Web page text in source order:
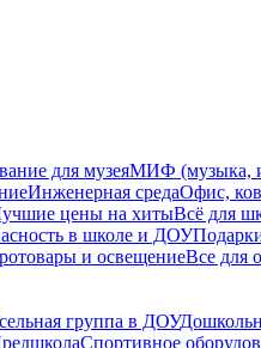
для музеяМИФ (музыка,
Инженерная средаОфис,
цены на хитыВсё для
в школе и ДОУ
и освещениеВсе для
группа в ДОУ
Спортивное